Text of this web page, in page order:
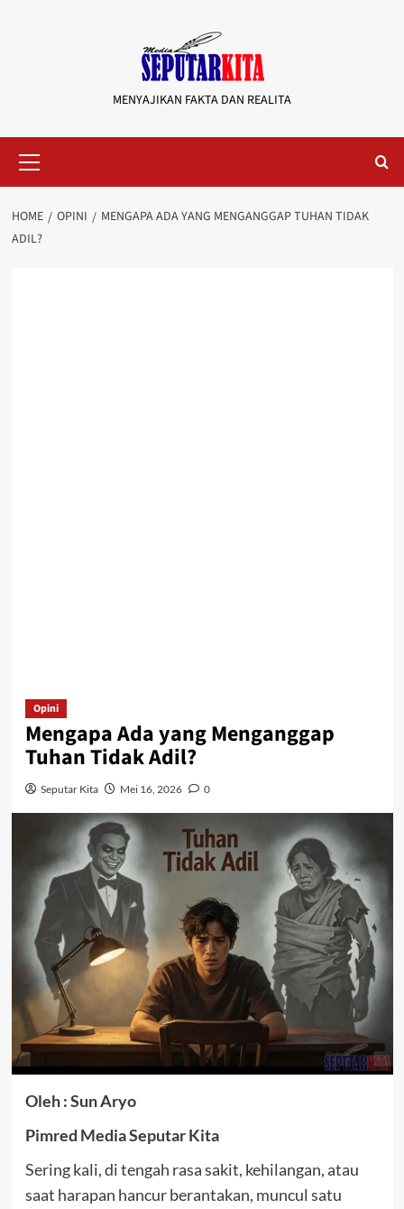
MENYAJIKAN FAKTA DAN REALITA
Menu
HOME OPINI
MENGAPA ADA YANG MENGANGGAP TUHAN TIDAK
ADIL?
Opini
Mengapa Ada yang Menganggap
Tuhan Tidak Adil?
Seputar Kita Mei 16, 2026 0
Oleh : Sun Aryo
Pimred Media Seputar Kita
Sering kali, di tengah rasa sakit, kehilangan, atau
saat harapan hancur berantakan, muncul satu